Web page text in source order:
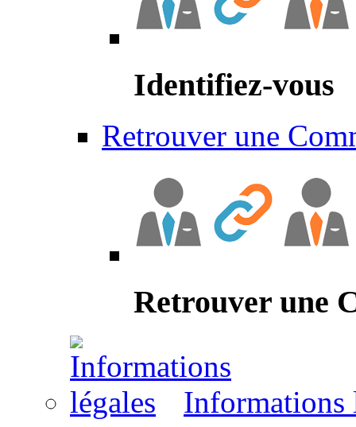
Identifiez-vous
Retrouver une
Retrouver une
Informations